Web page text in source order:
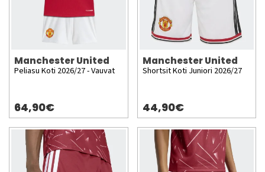
Manchester United
Peliasu Koti 2026/27 - Vauvat
64,90€
Manchester United
Shortsit Koti Juniori 2026/27
44,90€